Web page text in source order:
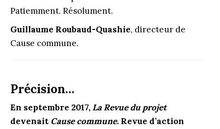
Patiemment. Résolument.
Guillaume Roubaud-Quashie, directeur de
Cause commune.
Précision…
En septembre 2017, La Revue du projet
devenait Cause commune. Revue d’action